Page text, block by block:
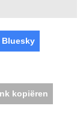
Bluesky
kopiëren